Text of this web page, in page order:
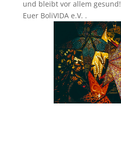
und bleibt vor allem gesund!
Euer BoliVIDA e.V. .